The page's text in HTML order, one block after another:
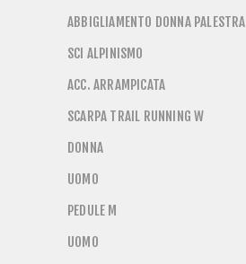
ABBIGLIAMENTO DONNA PALESTRA
SCI ALPINISMO
ACC. ARRAMPICATA
SCARPA TRAIL RUNNING W
DONNA
UOMO
PEDULE M
UOMO